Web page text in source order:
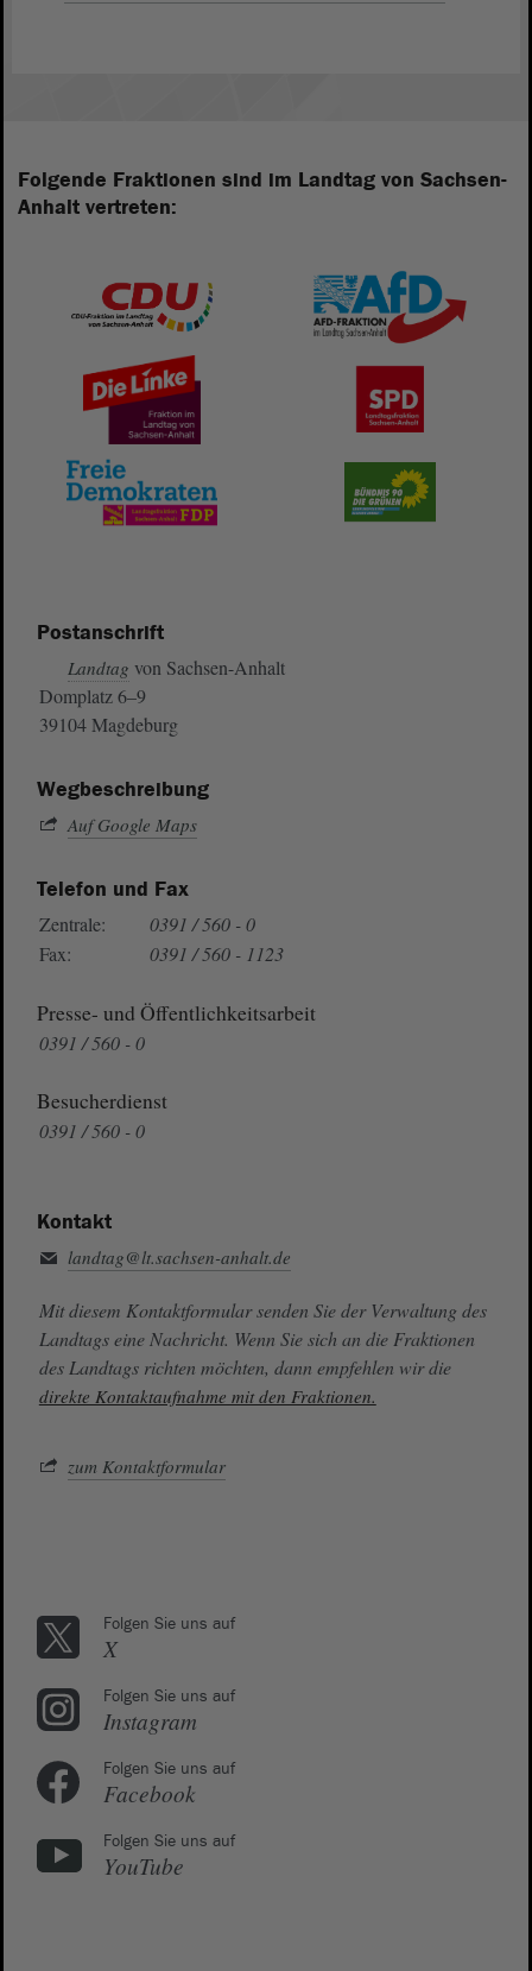
Folgende Fraktionen sind im Landtag von Sachsen-
Anhalt vertreten:
Postanschrift
Landtag von Sachsen-Anhalt
Domplatz 6–9
39104 Magdeburg
Wegbeschreibung
Auf Google Maps
Telefon und Fax
Zentrale:
0391 / 560 - 0
Fax:
0391 / 560 - 1123
Presse- und Öffentlichkeitsarbeit
0391 / 560 - 0
Besucherdienst
0391 / 560 - 0
Kontakt
landtag@lt.sachsen-anhalt.de
Mit diesem Kontaktformular senden Sie der Verwaltung des
Landtags eine Nachricht. Wenn Sie sich an die Fraktionen
des Landtags richten möchten, dann empfehlen wir die
direkte Kontaktaufnahme mit den Fraktionen.
zum Kontaktformular
Folgen Sie uns auf
X
Folgen Sie uns auf
Instagram
Folgen Sie uns auf
Facebook
Folgen Sie uns auf
YouTube